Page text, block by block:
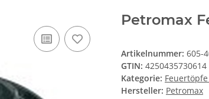
Petromax
Artikelnummer: 605-
GTIN: 4250435730614
Kategorie:
Hersteller: Petromax